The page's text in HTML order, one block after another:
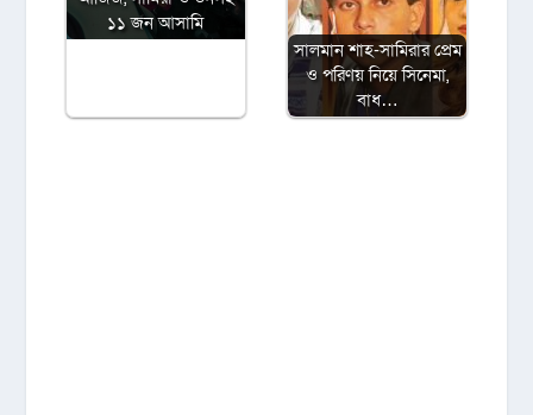
১১ জন আসামি
সালমান শাহ-সামিরার প্রেম
ও পরিণয় নিয়ে সিনেমা,
বাধ…